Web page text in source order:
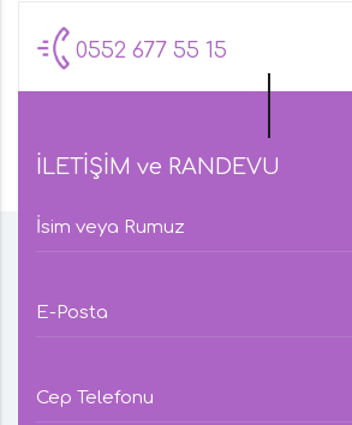
0552 677 55 15
İLETİŞİM ve RANDEVU
İsim veya Rumuz
E-Posta
Cep Telefonu